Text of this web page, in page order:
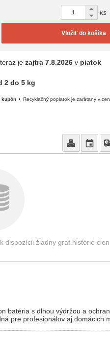
ks
Vložiť do košíka
je zajtra 7.8.2026 v piatok
2 do 5 kg
Recyklačný poplatok je zarátaný v
dispozícii žiadny graf histórie cien
batéria s dlhou výdržou a
pre profesionálov aj domácich